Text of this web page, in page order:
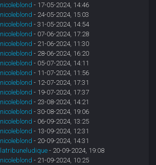
nicoleblond - 17-05-2024, 14:46
nicoleblond - 24-05-2024, 15:03
nicoleblond - 31-05-2024, 14:54
nicoleblond - 07-06-2024, 17:28
nicoleblond - 21-06-2024, 11:30
nicoleblond - 28-06-2024, 16:20
nicoleblond - 05-07-2024, 14:11
nicoleblond - 11-07-2024, 11:56
nicoleblond - 12-07-2024, 17:31
nicoleblond - 19-07-2024, 17:37
nicoleblond - 23-08-2024, 14:21
nicoleblond - 30-08-2024, 19:06
nicoleblond - 06-09-2024, 13:25
nicoleblond - 13-09-2024, 12:31
nicoleblond - 20-09-2024, 14:31
latribuneludique - 20-09-2024, 19:08
nicoleblond - 21-09-2024, 10:25